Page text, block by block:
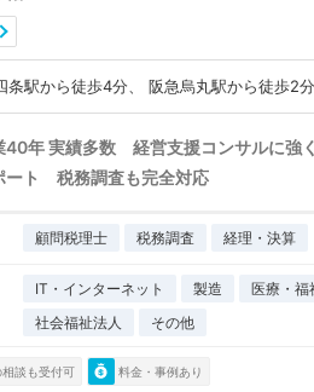
条駅から徒歩4分、 阪急烏丸駅から徒歩2分
40年 実績多数 経営支援コンサルに強
ート 税務調査も完全対応
顧問税理士 税務調査 経理・決算
IT・インターネット 製造
医療・福
社会福祉法人
その他
談も受付可 料金・事例あり